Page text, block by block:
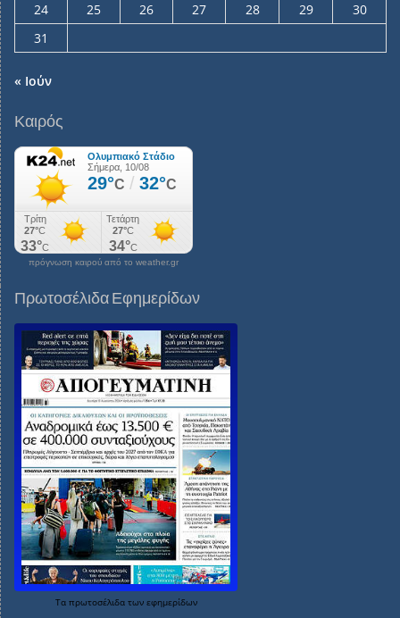
24
25 26 27 28 29
30
31
« Ιούν
Καιρός
πρόγνωση καιρού από το weather.gr
Πρωτοσέλιδα Εφημερίδων
Τα πρωτοσέλιδα των εφημερίδων